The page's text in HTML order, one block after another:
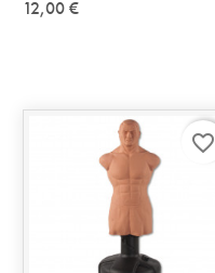
12,00 €
favorite_border